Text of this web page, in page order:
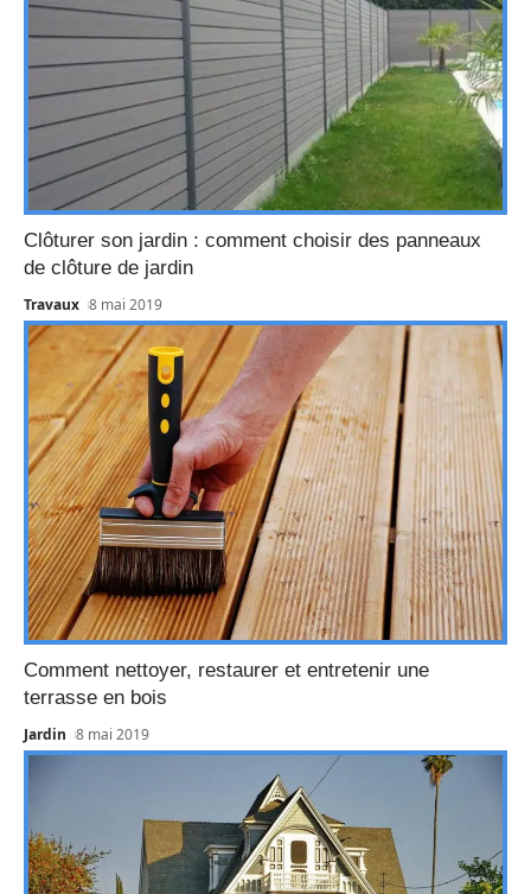
Clôturer son jardin : comment choisir des panneaux
de clôture de jardin
Travaux 8 mai 2019
Comment nettoyer, restaurer et entretenir une
terrasse en bois
Jardin 8 mai 2019